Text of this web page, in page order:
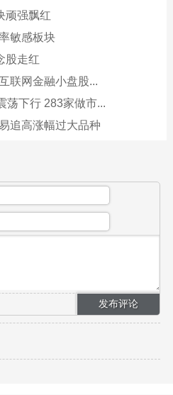
顽强飘红
敏感板块
股走红
联网金融小盘股...
荡下行 283家做市...
追高涨幅过大品种